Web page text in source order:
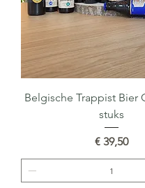
Belgische Trappist Bier
stuks
Prijs
€ 39,50